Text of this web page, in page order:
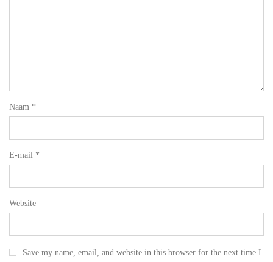
Naam *
E-mail *
Website
Save my name, email, and website in this browser for the next time I